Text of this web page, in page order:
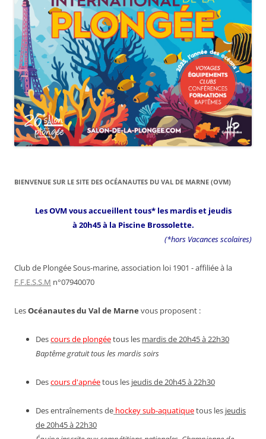
BIENVENUE SUR LE SITE DES OCÉANAUTES DU VAL DE MARNE (OVM)
Les OVM vous accueillent tous* les mardis et jeudis
à 20h45 à la Piscine Brossolette.
(*hors Vacances scolaires)
Club de Plongée Sous-marine, association loi 1901 - affiliée à la
F.F.E.S.S.M n°07940070
LesOcéanautes du Val de Marne vous proposent :
Descours de plongéetous les mardis de 20h45 à 22h30
Baptême gratuit tous les mardis soirs
Descours d'apnéetous les jeudis de 20h45 à 22h30
Des entraînements de hockey sub-aquatiquetous les jeudis
de 20h45 à 22h30